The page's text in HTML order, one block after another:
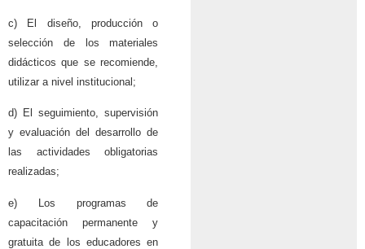
c) El diseño, producción o
selección de los materiales
didácticos que se recomiende,
utilizar a nivel institucional;
d) El seguimiento, supervisión
y evaluación del desarrollo de
las actividades obligatorias
realizadas;
e) Los programas de
capacitación permanente y
gratuita de los educadores en